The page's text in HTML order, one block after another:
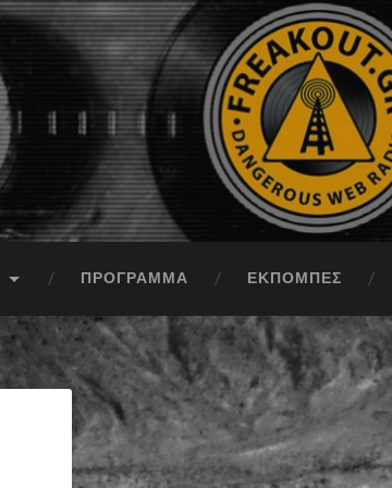
ΠΡΟΓΡΑΜΜΑ ΕΚΠΟΜΠΈΣ